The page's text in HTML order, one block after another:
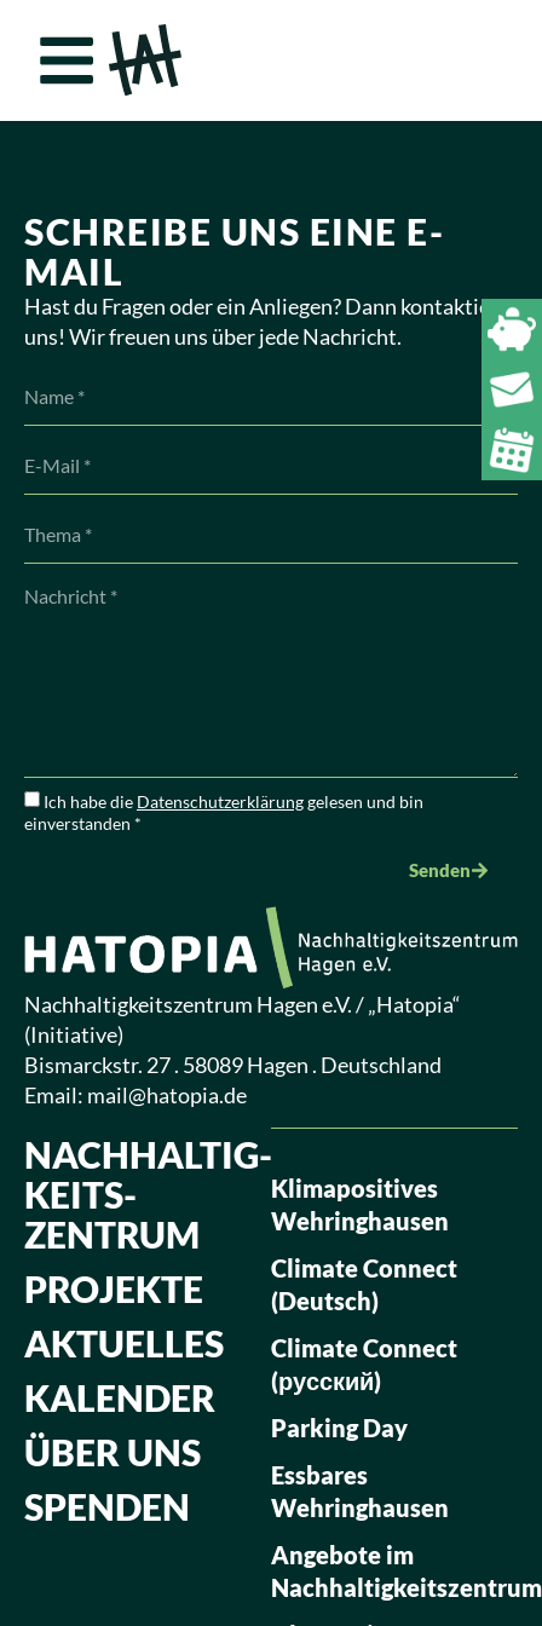
SCHREIBE UNS EINE E-
MAIL
Hast du Fragen oder ein Anliegen? Dann kontaktiere
uns! Wir freuen uns über jede Nachricht.
Ich habe die Datenschutzerklärunggelesen und bin
einverstanden *
Senden
Nachhaltigkeitszentrum Hagen e.V. / „Hatopia“
(Initiative)
Bismarckstr. 27 . 58089 Hagen . Deutschland
Email: mail@hatopia.de
NACHHALTIG­
KEITS­
ZENTRUM
PROJEKTE
AKTUELLES
KALENDER
ÜBER UNS
SPENDEN
Klimapositives
Wehringhausen
Climate Connect
(Deutsch)
Climate Connect
(русский)
Parking Day
Essbares
Wehringhausen
Angebote im
Nachhaltigkeitszentrum